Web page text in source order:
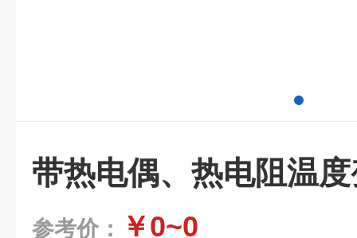
带热电偶、热电阻温
参考价： ￥0~0